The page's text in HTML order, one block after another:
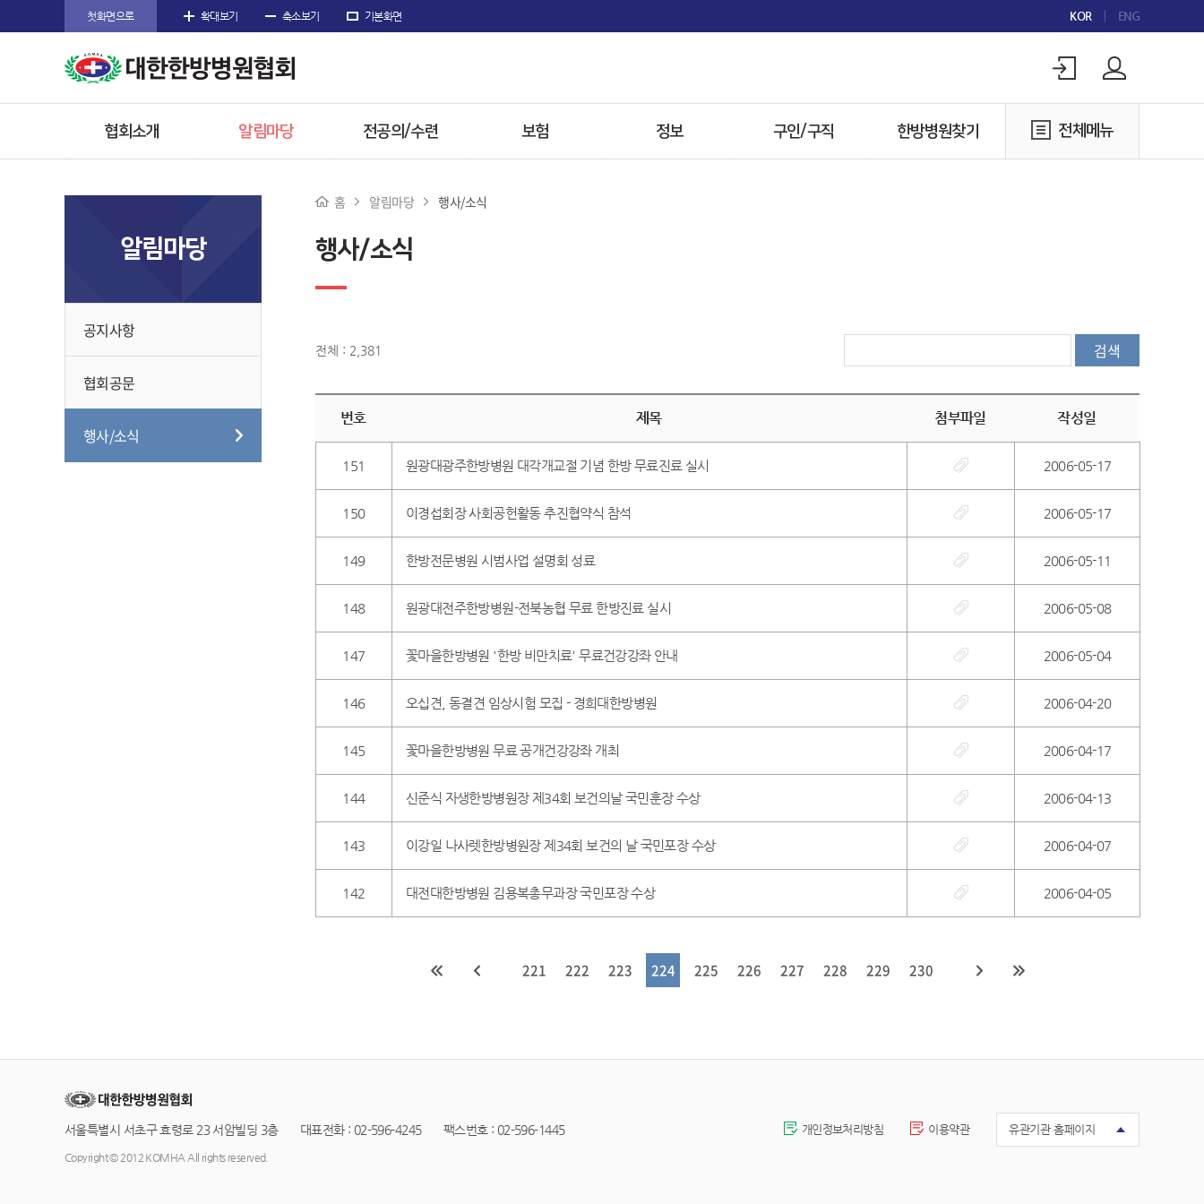
첫화면으로 확대보기 축소보기 기본화면 KOR ENG
협회소개
인사말
임원소개
알림마당
공지사항
전공의/수련
공지사항
참고자료
보험 정보 구인/구직 한방병원찾기 전체메뉴
알림마당
공지사항
협회공문
행사/소식
홈 알림마당 행사/소식
행사/소식
전체 : 2,381 검색
번호 제목 첨부파일 작성일
151 원광대광주한방병원 대각개교절 기념 한방 무료진료 실시 2006-05-17
150 이경섭회장 사회공헌활동 추진협약식 참석 2006-05-17
149 한방전문병원 시범사업 설명회 성료 2006-05-11
148 원광대전주한방병원-전북농협 무료 한방진료 실시 2006-05-08
147 꽃마을한방병원 '한방 비만치료' 무료건강강좌 안내 2006-05-04
146 오십견, 동결견 임상시험 모집 - 경희대한방병원 2006-04-20
145 꽃마을한방병원 무료 공개건강강좌 개최 2006-04-17
144 신준식 자생한방병원장 제34회 보건의날 국민훈장 수상 2006-04-13
143 이강일 나사렛한방병원장 제34회 보건의 날 국민포장 수상 2006-04-07
142 대전대한방병원 김용복총무과장 국민포장 수상 2006-04-05
221 222 223 224 225 226 227 228 229 230
서울특별시 서초구 효령로 23 서암빌딩 3층 대표전화 : 02-596-4245 팩스번호 : 02-596-1445 개인정보처리방침 이용약관 유관기관 홈페이지
Copyright © 2012 KOMHA All rights reserved.